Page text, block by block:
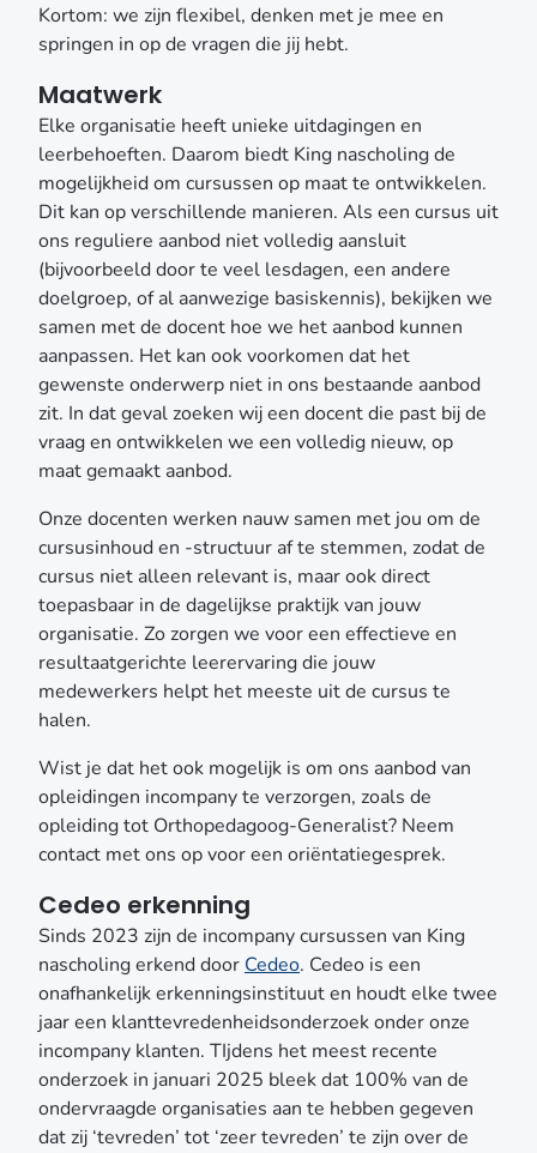
Kortom: we zijn flexibel, denken met je mee en
springen in op de vragen die jij hebt.
Maatwerk
Elke organisatie heeft unieke uitdagingen en
leerbehoeften. Daarom biedt King nascholing de
mogelijkheid om cursussen op maat te ontwikkelen.
Dit kan op verschillende manieren. Als een cursus uit
ons reguliere aanbod niet volledig aansluit
(bijvoorbeeld door te veel lesdagen, een andere
doelgroep, of al aanwezige basiskennis), bekijken we
samen met de docent hoe we het aanbod kunnen
aanpassen. Het kan ook voorkomen dat het
gewenste onderwerp niet in ons bestaande aanbod
zit. In dat geval zoeken wij een docent die past bij de
vraag en ontwikkelen we een volledig nieuw, op
maat gemaakt aanbod.
Onze docenten werken nauw samen met jou om de
cursusinhoud en -structuur af te stemmen, zodat de
cursus niet alleen relevant is, maar ook direct
toepasbaar in de dagelijkse praktijk van jouw
organisatie. Zo zorgen we voor een effectieve en
resultaatgerichte leerervaring die jouw
medewerkers helpt het meeste uit de cursus te
halen.
Wist je dat het ook mogelijk is om ons aanbod van
opleidingen incompany te verzorgen, zoals de
opleiding tot Orthopedagoog-Generalist? Neem
contact met ons op voor een oriëntatiegesprek.
Cedeo erkenning
Sinds 2023 zijn de incompany cursussen van King
nascholing erkend door Cedeo. Cedeo is een
onafhankelijk erkenningsinstituut en houdt elke twee
jaar een klanttevredenheidsonderzoek onder onze
incompany klanten. TIjdens het meest recente
onderzoek in januari 2025 bleek dat 100% van de
ondervraagde organisaties aan te hebben gegeven
dat zij ‘tevreden’ tot ‘zeer tevreden’ te zijn over de